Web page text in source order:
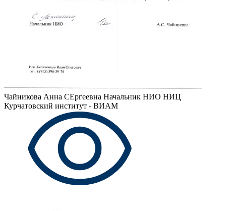
Чайникова Анна СЕргеевна Начальник НИО НИЦ
Курчатовский институт - ВИАМ